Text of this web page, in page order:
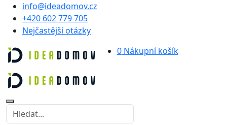
info@ideadomov.cz
+420 602 779 705
Nejčastější otázky
0Nákupní košík